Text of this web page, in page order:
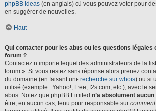
phpBB Ideas (en anglais) où vous pouvez voter pour
en suggérer de nouvelles.
Haut
Qui contacter pour les abus ou les questions légales
forum ?
Contactez n’importe lequel des administrateurs de la
forum ». Si vous restez sans réponse alors prenez
du domaine (en faisant une recherche sur whois) ou si
utilisé (exemple : Yahoo!, Free, f2s.com, etc.), avec le
abus. Notez que phpBB Limited n’a absolument
être, en aucun cas, tenu pour responsable sur comment,